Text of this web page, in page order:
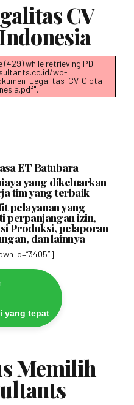
CV
(429) while retrieving PDF
wp-
Legalitas-CV-Cipta-
ET Batubara
yang dikeluarkan
tim yang terbaik
pelayanan yang
perpanjangan izin,
Produksi, pelaporan
dan lainnya
id=”3405″]
yang tepat
Memilih